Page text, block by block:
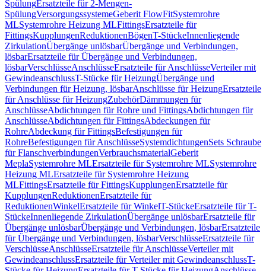
SpülungErsatzteile für 2-Mengen-
SpülungVersorgungssystemeGeberit FlowFitSystemrohre
MLSystemrohre Heizung MLFittingsErsatzteile für
FittingsKupplungenReduktionenBögenT-StückeInnenliegende
ZirkulationÜbergänge unlösbarÜbergänge und Verbindungen,
lösbarErsatzteile für Übergänge und Verbindungen,
lösbarVerschlüsseAnschlüsseErsatzteile für AnschlüsseVerteiler mit
GewindeanschlussT-Stücke für HeizungÜbergänge und
Verbindungen für Heizung, lösbarAnschlüsse für HeizungErsatzteile
für Anschlüsse für HeizungZubehörDämmungen für
AnschlüsseAbdichtungen für Rohre und FittingsAbdichtungen für
AnschlüsseAbdichtungen für FittingsAbdeckungen für
RohreAbdeckung für FittingsBefestigungen für
RohreBefestigungen für AnschlüsseSystemdichtungenSets Schraube
für FlanschverbindungenVerbrauchsmaterialGeberit
MeplaSystemrohre MLErsatzteile für Systemrohre MLSystemrohre
Heizung MLErsatzteile für Systemrohre Heizung
MLFittingsErsatzteile für FittingsKupplungenErsatzteile für
KupplungenReduktionenErsatzteile für
ReduktionenWinkelErsatzteile für WinkelT-StückeErsatzteile für T-
StückeInnenliegende ZirkulationÜbergänge unlösbarErsatzteile für
Übergänge unlösbarÜbergänge und Verbindungen, lösbarErsatzteile
für Übergänge und Verbindungen, lösbarVerschlüsseErsatzteile für
VerschlüsseAnschlüsseErsatzteile für AnschlüsseVerteiler mit
GewindeanschlussErsatzteile für Verteiler mit GewindeanschlussT-